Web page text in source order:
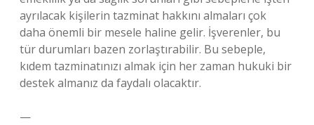
ayrılacak kişilerin tazminat hakkını almaları çok
daha önemli bir mesele haline gelir. İşverenler, bu
tür durumları bazen zorlaştırabilir. Bu sebeple,
kıdem tazminatınızı almak için her zaman hukuki bir
destek almanız da faydalı olacaktır.
—